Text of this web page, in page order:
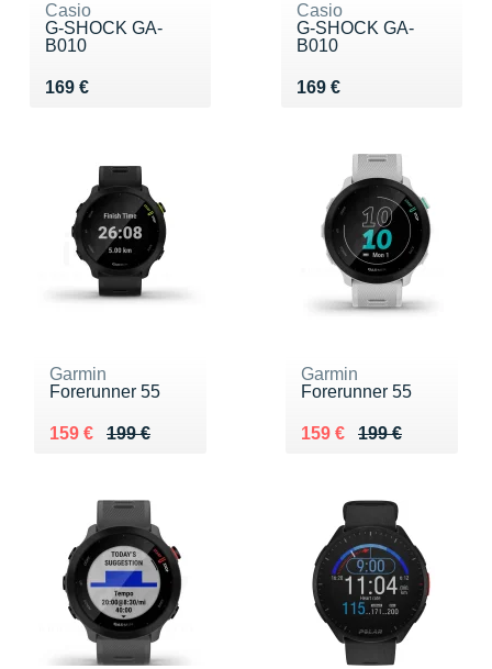
Casio
G-SHOCK GA-
B010
169 €
Vendu 169 €
Casio
G-SHOCK GA-
B010
169 €
Vendu 169 €
Garmin
Forerunner 55
199 €
Au lieu de 199 €
159 €
Vendu 159 €
Garmin
Forerunner 55
199 €
Au lieu de 199 €
159 €
Vendu 159 €